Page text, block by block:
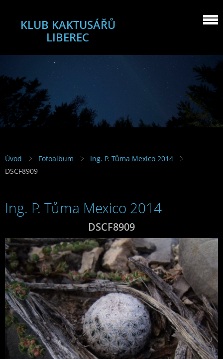
KLUB KAKTUSÁŘŮ
LIBEREC
Úvod Fotoalbum
Ing. P. Tůma Mexico 2014
DSCF8909
Ing. P. Tůma Mexico 2014
DSCF8909